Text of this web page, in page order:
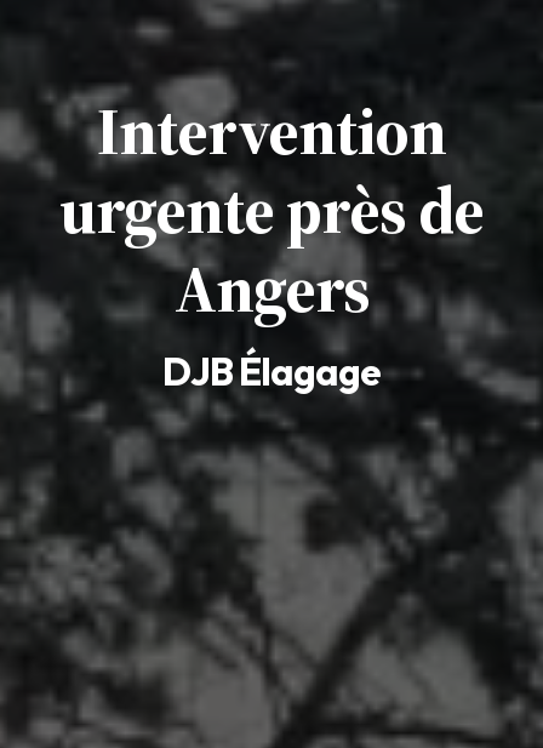
Intervention
urgente près de
Angers
DJB Élagage